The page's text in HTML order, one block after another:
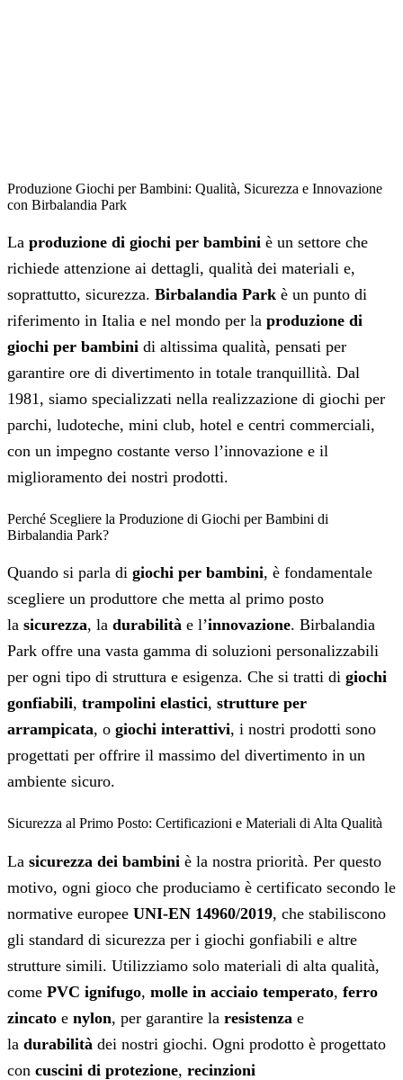
Produzione Giochi per Bambini: Qualità, Sicurezza e Innovazione
con Birbalandia Park
La produzione di giochi per bambini è un settore che
richiede attenzione ai dettagli, qualità dei materiali e,
soprattutto, sicurezza. Birbalandia Park è un punto di
riferimento in Italia e nel mondo per la produzione di
giochi per bambini di altissima qualità, pensati per
garantire ore di divertimento in totale tranquillità. Dal
1981, siamo specializzati nella realizzazione di giochi per
parchi, ludoteche, mini club, hotel e centri commerciali,
con un impegno costante verso l’innovazione e il
miglioramento dei nostri prodotti.
Perché Scegliere la Produzione di Giochi per Bambini di
Birbalandia Park?
Quando si parla di giochi per bambini, è fondamentale
scegliere un produttore che metta al primo posto
la sicurezza, la durabilità e l’innovazione. Birbalandia
Park offre una vasta gamma di soluzioni personalizzabili
per ogni tipo di struttura e esigenza. Che si tratti di giochi
gonfiabili, trampolini elastici, strutture per
arrampicata, o giochi interattivi, i nostri prodotti sono
progettati per offrire il massimo del divertimento in un
ambiente sicuro.
Sicurezza al Primo Posto: Certificazioni e Materiali di Alta Qualità
La sicurezza dei bambini è la nostra priorità. Per questo
motivo, ogni gioco che produciamo è certificato secondo le
normative europee UNI-EN 14960/2019, che stabiliscono
gli standard di sicurezza per i giochi gonfiabili e altre
strutture simili. Utilizziamo solo materiali di alta qualità,
come PVC ignifugo, molle in acciaio temperato, ferro
zincato e nylon, per garantire la resistenza e
la durabilità dei nostri giochi. Ogni prodotto è progettato
con cuscini di protezione, recinzioni